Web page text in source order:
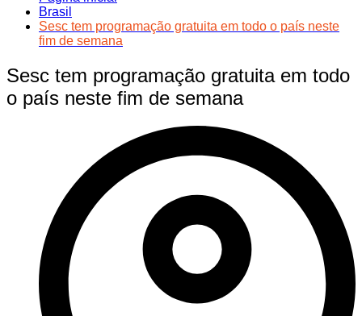
Brasil
Sesc tem programação gratuita em todo o país neste
fim de semana
Sesc tem programação gratuita em todo
o país neste fim de semana